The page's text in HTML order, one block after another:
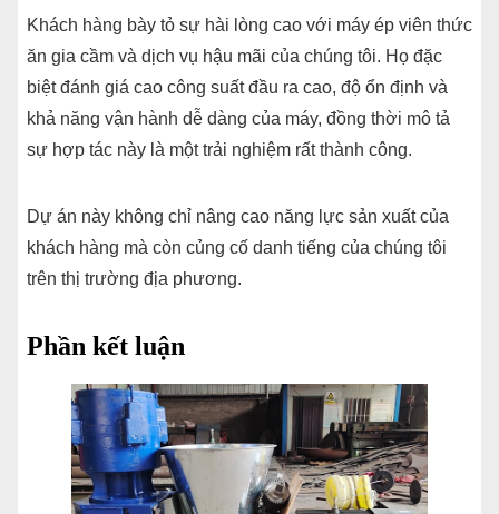
Khách hàng bày tỏ sự hài lòng cao với máy ép viên thức
ăn gia cầm và dịch vụ hậu mãi của chúng tôi. Họ đặc
biệt đánh giá cao công suất đầu ra cao, độ ổn định và
khả năng vận hành dễ dàng của máy, đồng thời mô tả
sự hợp tác này là một trải nghiệm rất thành công.
Dự án này không chỉ nâng cao năng lực sản xuất của
khách hàng mà còn củng cố danh tiếng của chúng tôi
trên thị trường địa phương.
Phần kết luận